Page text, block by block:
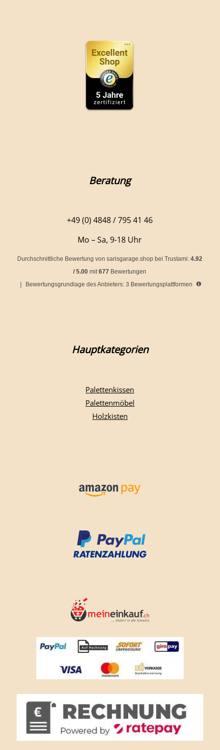
Beratung
+49 (0) 4848 / 795 41 46
Mo – Sa, 9-18 Uhr
Durchschnittliche Bewertung von sarisgarage.shop bei Trustami:4.92
/5.00 mit677 Bewertungen
Bewertungsgrundlage des Anbieters: 3 Bewertungsplattformen
Hauptkategorien
Palettenkissen
Palettenmöbel
Holzkisten